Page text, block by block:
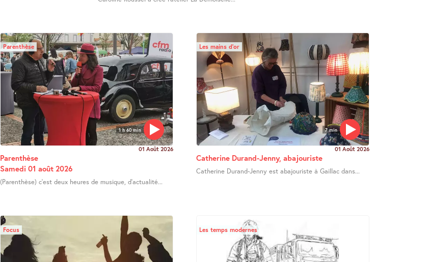
1 h 60 min
Parenthèse
01 Août 2026
Parenthèse
Samedi 01 août 2026
(Parenthèse) c’est deux heures de musique, d’actualité...
7 min
Les mains d’or
01 Août 2026
Catherine Durand-Jenny, abajouriste
Catherine Durand-Jenny est abajouriste à Gaillac dans...
Focus Les temps modernes